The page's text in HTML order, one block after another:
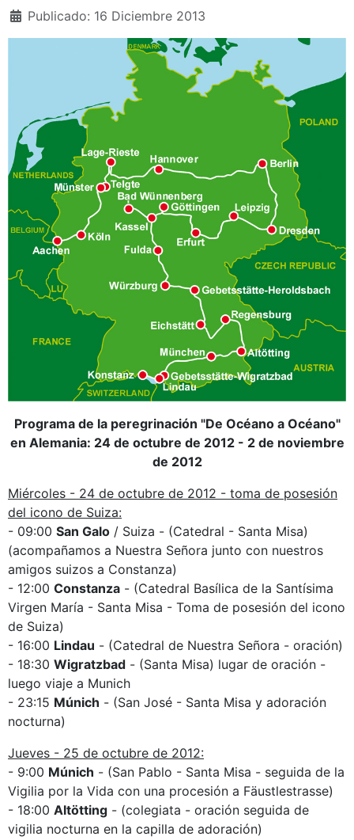
Publicado: 16 Diciembre 2013
Programa de la peregrinación "De Océano a Océano"
en Alemania: 24 de octubre de 2012 - 2 de noviembre
de 2012
Miércoles - 24 de octubre de 2012 - toma de posesión
del icono de Suiza:
- 09:00 San Galo / Suiza - (Catedral - Santa Misa)
(acompañamos a Nuestra Señora junto con nuestros
amigos suizos a Constanza)
- 12:00 Constanza - (Catedral Basílica de la Santísima
Virgen María - Santa Misa - Toma de posesión del icono
de Suiza)
- 16:00 Lindau - (Catedral de Nuestra Señora - oración)
- 18:30 Wigratzbad - (Santa Misa) lugar de oración -
luego viaje a Munich
- 23:15 Múnich - (San José - Santa Misa y adoración
nocturna)
Jueves - 25 de octubre de 2012:
- 9:00 Múnich - (San Pablo - Santa Misa - seguida de la
Vigilia por la Vida con una procesión a Fäustlestrasse)
- 18:00 Altötting - (colegiata - oración seguida de
vigilia nocturna en la capilla de adoración)